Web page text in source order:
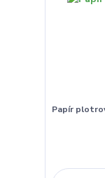
Papír